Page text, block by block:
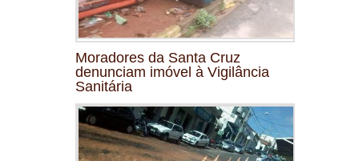
Moradores da Santa Cruz
denunciam imóvel à Vigilância
Sanitária